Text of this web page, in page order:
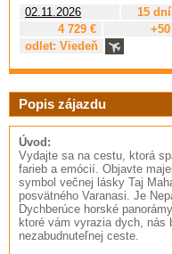
02.11.2026 15 dní
4 729 €
odlet: Viedeň
Popis zájazdu
Úvod:
Vydajte sa na cestu, ktorá
farieb a emócií. Objavte
symbol večnej lásky Taj
posvätného Varanasi. Je
Dychberúce horské
ktoré vám vyrazia dych, nás
nezabudnuteľnej ceste.